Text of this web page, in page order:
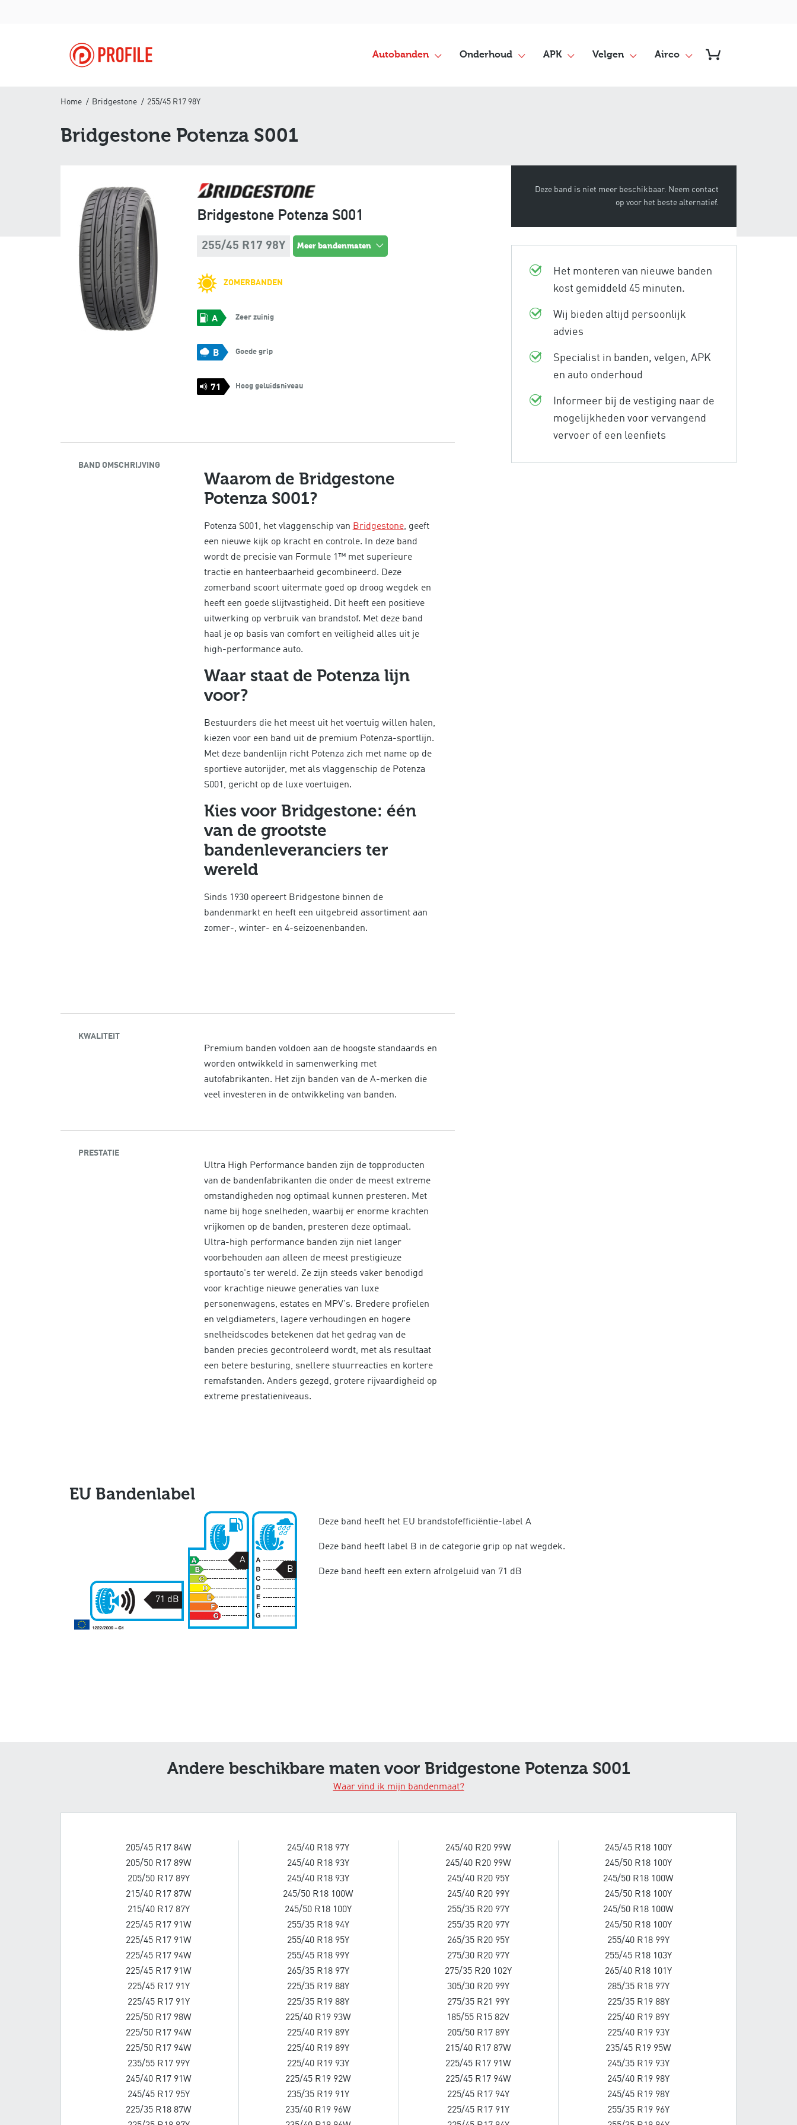
Autobanden Onderhoud APK Velgen Airco
Home Bridgestone 255/45 R17 98Y
Bridgestone Potenza S001
Bridgestone Potenza S001
255/45 R17 98Y meer bandenmaten
ZOMERBANDEN
A Zeer zuinig
B Goede grip
71 Hoog geluidsniveau
BAND OMSCHRIJVING
Waarom de Bridgestone
Potenza S001?
Potenza S001, het vlaggenschip van Bridgestone, geeft
een nieuwe kijk op kracht en controle. In deze band
wordt de precisie van Formule 1™ met superieure
tractie en hanteerbaarheid gecombineerd. Deze
zomerband scoort uitermate goed op droog wegdek en
heeft een goede slijtvastigheid. Dit heeft een positieve
uitwerking op verbruik van brandstof. Met deze band
haal je op basis van comfort en veiligheid alles uit je
high-performance auto.
Waar staat de Potenza lijn
voor?
Bestuurders die het meest uit het voertuig willen halen,
kiezen voor een band uit de premium Potenza-sportlijn.
Met deze bandenlijn richt Potenza zich met name op de
sportieve autorijder, met als vlaggenschip de Potenza
S001, gericht op de luxe voertuigen.
Kies voor Bridgestone: één
van de grootste
bandenleveranciers ter
wereld
Sinds 1930 opereert Bridgestone binnen de
bandenmarkt en heeft een uitgebreid assortiment aan
zomer-, winter- en 4-seizoenenbanden.
KWALITEIT
Premium banden voldoen aan de hoogste standaards en
worden ontwikkeld in samenwerking met
autofabrikanten. Het zijn banden van de A-merken die
veel investeren in de ontwikkeling van banden.
PRESTATIE
Ultra High Performance banden zijn de topproducten
van de bandenfabrikanten die onder de meest extreme
omstandigheden nog optimaal kunnen presteren. Met
name bij hoge snelheden, waarbij er enorme krachten
vrijkomen op de banden, presteren deze optimaal.
Ultra-high performance banden zijn niet langer
voorbehouden aan alleen de meest prestigieuze
sportauto's ter wereld. Ze zijn steeds vaker benodigd
voor krachtige nieuwe generaties van luxe
personenwagens, estates en MPV's. Bredere profielen
en velgdiameters, lagere verhoudingen en hogere
snelheidscodes betekenen dat het gedrag van de
banden precies gecontroleerd wordt, met als resultaat
een betere besturing, snellere stuurreacties en kortere
remafstanden. Anders gezegd, grotere rijvaardigheid op
extreme prestatieniveaus.
Deze band is niet meer beschikbaar. Neem contact
op voor het beste alternatief.
Het monteren van nieuwe banden
kost gemiddeld 45 minuten.
Wij bieden altijd persoonlijk
advies
Specialist in banden, velgen, APK
en auto onderhoud
Informeer bij de vestiging naar de
mogelijkheden voor vervangend
vervoer of een leenfiets
EU Bandenlabel
71 dB
A
B
Deze band heeft het EU brandstofefficiëntie-label A
Deze band heeft label B in de categorie grip op nat wegdek.
Deze band heeft een extern afrolgeluid van 71 dB
Andere beschikbare maten voor Bridgestone Potenza S001
Waar vind ik mijn bandenmaat?
205/45 R17 84W
205/50 R17 89W
205/50 R17 89Y
215/40 R17 87W
215/40 R17 87Y
225/45 R17 91W
225/45 R17 91W
225/45 R17 94W
225/45 R17 91W
225/45 R17 91Y
225/45 R17 91Y
225/50 R17 98W
225/50 R17 94W
225/50 R17 94W
235/55 R17 99Y
245/40 R17 91W
245/45 R17 95Y
225/35 R18 87W
245/40 R18 97Y
245/40 R18 93Y
245/40 R18 93Y
245/50 R18 100W
245/50 R18 100Y
255/35 R18 94Y
255/40 R18 95Y
255/45 R18 99Y
265/35 R18 97Y
225/35 R19 88Y
225/35 R19 88Y
225/40 R19 93W
225/40 R19 89Y
225/40 R19 89Y
225/40 R19 93Y
225/45 R19 92W
235/35 R19 91Y
235/40 R19 96W
245/40 R20 99W
245/40 R20 99W
245/40 R20 95Y
245/40 R20 99Y
255/35 R20 97Y
255/35 R20 97Y
265/35 R20 95Y
275/30 R20 97Y
275/35 R20 102Y
305/30 R20 99Y
275/35 R21 99Y
185/55 R15 82V
205/50 R17 89Y
215/40 R17 87W
225/45 R17 91W
225/45 R17 94W
225/45 R17 94Y
225/45 R17 91Y
245/45 R18 100Y
245/50 R18 100Y
245/50 R18 100W
245/50 R18 100Y
245/50 R18 100W
245/50 R18 100Y
255/40 R18 99Y
255/45 R18 103Y
265/40 R18 101Y
285/35 R18 97Y
225/35 R19 88Y
225/40 R19 89Y
225/40 R19 93Y
235/45 R19 95W
245/35 R19 93Y
245/40 R19 98Y
245/45 R19 98Y
255/35 R19 96Y